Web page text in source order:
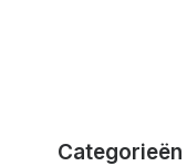
Categorieën